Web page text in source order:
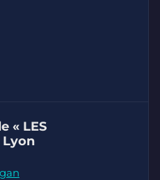
« LES
Lyon